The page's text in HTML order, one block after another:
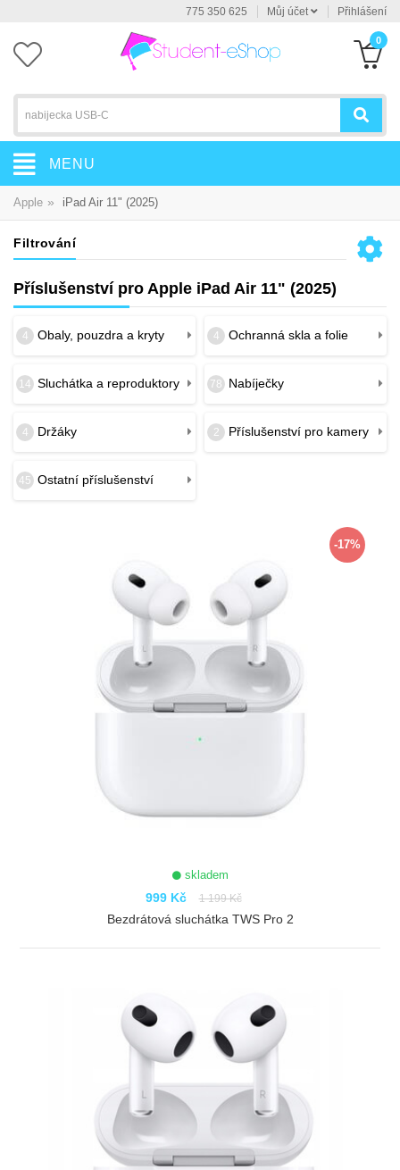
775 350 625 Můj účet Přihlášení
0
MENU
Apple » iPad Air 11" (2025)
Filtrování
Příslušenství pro Apple iPad Air 11" (2025)
4 Obaly, pouzdra a kryty 4 Ochranná skla a folie
14 Sluchátka a reproduktory 78 Nabíječky
4 Držáky 2 Příslušenství pro kamery
45 Ostatní příslušenství
-17%
skladem
999 Kč 1 199 Kč
Bezdrátová sluchátka TWS Pro 2